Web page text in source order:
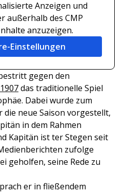
Anzeigen und
außerhalb des CMP
anzuzeigen.
Einstellungen
gegen den
das traditionelle Spiel
Dabei wurde zum
neue Saison vorgestellt,
in dem Rahmen
Kapitän ist ter Stegen seit
zufolge
geholfen, seine Rede zu
er in fließendem